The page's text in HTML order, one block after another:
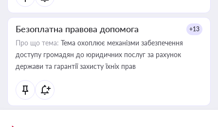
Безоплатна правова допомога +13
Про що тема: Тема охоплює механізми забезпечення
доступу громадян до юридичних послуг за рахунок
держави та гарантії захисту їхніх прав